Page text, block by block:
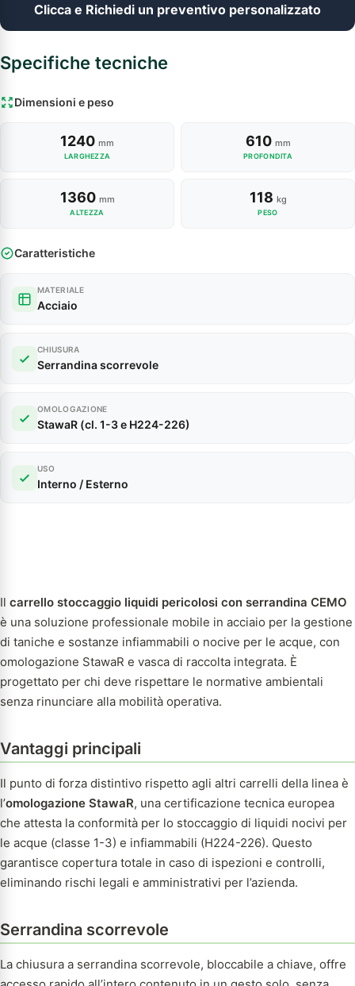
Clicca e Richiedi un preventivo personalizzato
Specifiche tecniche
Dimensioni e peso
1240 mm
LARGHEZZA
610 mm
PROFONDITA
1360 mm
ALTEZZA
118 kg
PESO
Caratteristiche
MATERIALE
Acciaio
CHIUSURA
Serrandina scorrevole
OMOLOGAZIONE
StawaR (cl. 1-3 e H224-226)
USO
Interno / Esterno
Il carrello stoccaggio liquidi pericolosi con serrandina CEMO
è una soluzione professionale mobile in acciaio per la gestione
di taniche e sostanze infiammabili o nocive per le acque, con
omologazione StawaR e vasca di raccolta integrata. È
progettato per chi deve rispettare le normative ambientali
senza rinunciare alla mobilità operativa.
Vantaggi principali
Il punto di forza distintivo rispetto agli altri carrelli della linea è
l’omologazione StawaR, una certificazione tecnica europea
che attesta la conformità per lo stoccaggio di liquidi nocivi per
le acque (classe 1-3) e infiammabili (H224-226). Questo
garantisce copertura totale in caso di ispezioni e controlli,
eliminando rischi legali e amministrativi per l’azienda.
Serrandina scorrevole
La chiusura a serrandina scorrevole, bloccabile a chiave, offre